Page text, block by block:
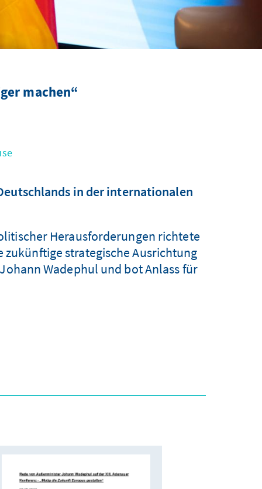
machen“
in der internationalen
Herausforderungen richtete
zukünftige strategische Ausrichtung
Wadephul und bot Anlass für